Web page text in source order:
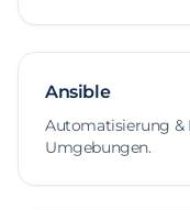
Ansible
Automatisierung &
Umgebungen.